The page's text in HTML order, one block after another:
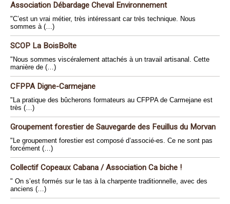
Association Débardage Cheval Environnement
"C’est un vrai métier, très intéressant car très technique. Nous
sommes à (…)
SCOP La BoisBoîte
"Nous sommes viscéralement attachés à un travail artisanal. Cette
manière de (…)
CFPPA Digne-Carmejane
"La pratique des bûcherons formateurs au CFPPA de Carmejane est
très (…)
Groupement forestier de Sauvegarde des Feuillus du Morvan
"Le groupement forestier est composé d’associé-es. Ce ne sont pas
forcément (…)
Collectif Copeaux Cabana / Association Ca biche !
" On s’est formés sur le tas à la charpente traditionnelle, avec des
anciens (…)